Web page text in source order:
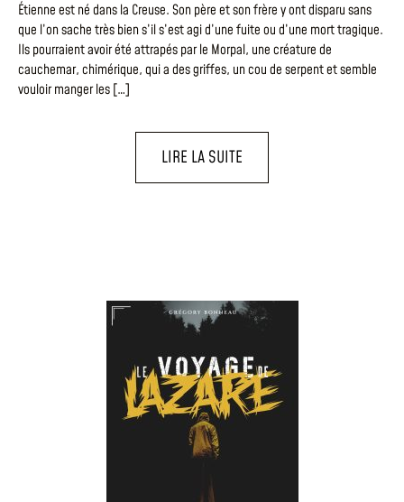
Étienne est né dans la Creuse. Son père et son frère y ont disparu sans
que l’on sache très bien s’il s’est agi d’une fuite ou d’une mort tragique.
Ils pourraient avoir été attrapés par le Morpal, une créature de
cauchemar, chimérique, qui a des griffes, un cou de serpent et semble
vouloir manger les […]
LIRE LA SUITE